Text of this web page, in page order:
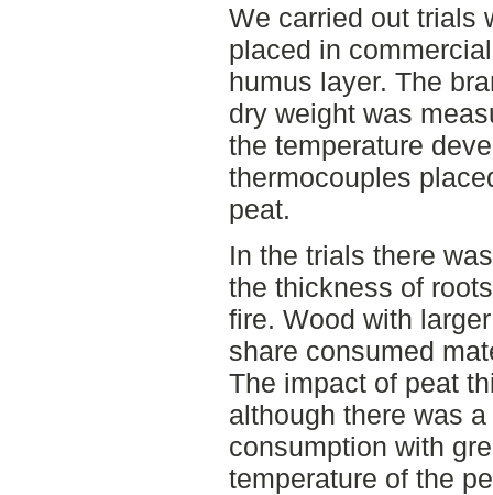
We carried out trials
placed in
humus layer. The
dry weight was
the temperature
thermocouples
peat.
In the trials there
the thickness of
fire. Wood with
share consumed
The impact of peat
although there was
consumption with
temperature of the